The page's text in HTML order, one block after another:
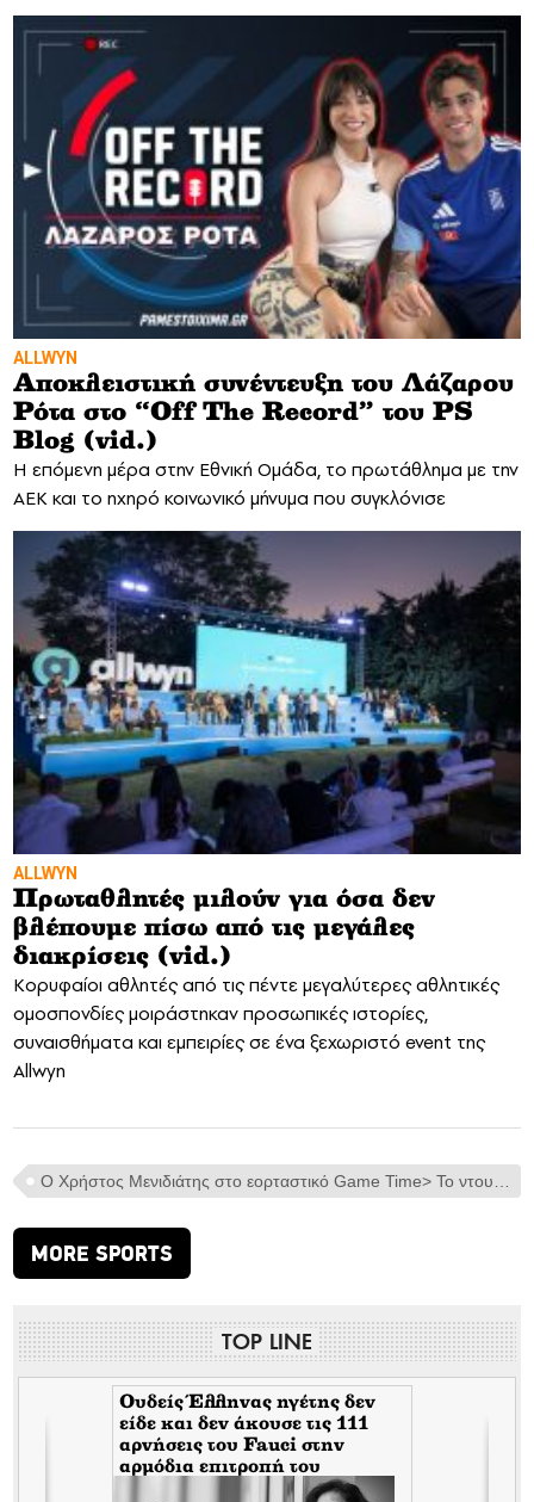
ALLWYN
Αποκλειστική συνέντευξη του Λάζαρου
Ρότα στο “Off The Record” του PS
Blog (vid.)
H επόμενη μέρα στην Εθνική Ομάδα, το πρωτάθλημα με την
ΑΕΚ και το ηχηρό κοινωνικό μήνυμα που συγκλόνισε
ALLWYN
Πρωταθλητές μιλούν για όσα δεν
βλέπουμε πίσω από τις μεγάλες
διακρίσεις (vid.)
Κορυφαίοι αθλητές από τις πέντε μεγαλύτερες αθλητικές
ομοσπονδίες μοιράστηκαν προσωπικές ιστορίες,
συναισθήματα και εμπειρίες σε ένα ξεχωριστό event της
Allwyn
MORE SPORTS
TOP LINE
Ουδείς Έλληνας ηγέτης δεν
είδε και δεν άκουσε τις 111
αρνήσεις του Fauci στην
αρμόδια επιτροπή του
Κογκρέσου. Δείτε γιατί!